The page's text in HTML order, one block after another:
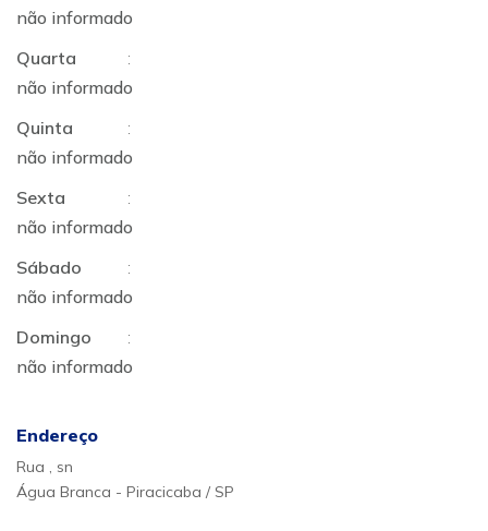
não informado
Quarta
:
não informado
Quinta
:
não informado
Sexta
:
não informado
Sábado
:
não informado
Domingo
:
não informado
Endereço
Rua , sn
Água Branca - Piracicaba / SP